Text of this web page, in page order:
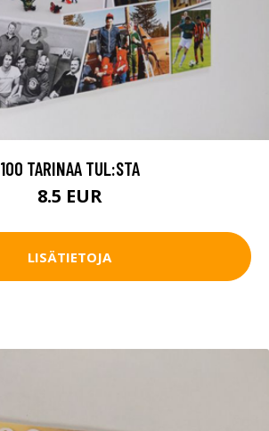
100 TARINAA TUL:STA
8.5 EUR
LISÄTIETOJA